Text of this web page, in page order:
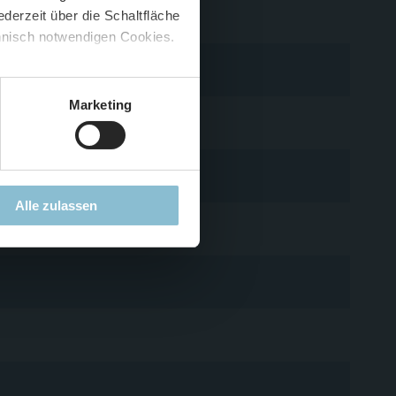
über die Schaltfläche
notwendigen Cookies.
Marketing
Alle zulassen